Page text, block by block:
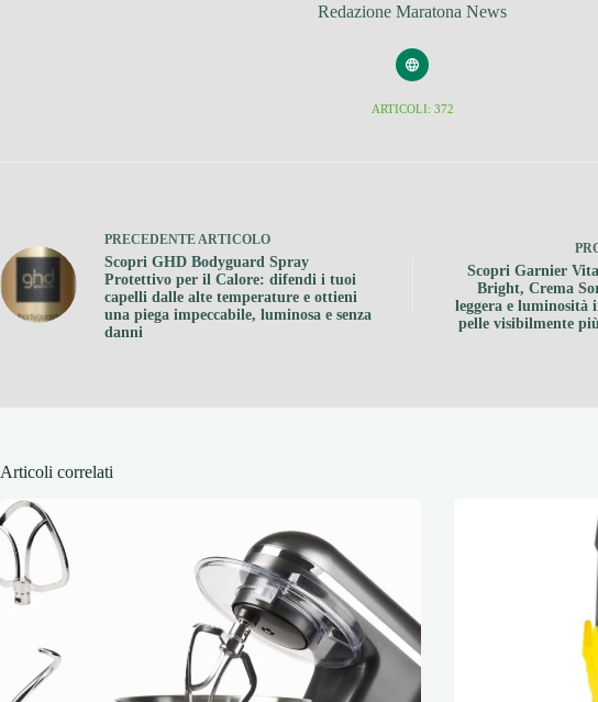
Redazione Maratona News
ARTICOLI: 372
PRECEDENTEARTICOLO
Scopri GHD Bodyguard Spray
Protettivo per il Calore: difendi i tuoi
capelli dalle alte temperature e ottieni
una piega impeccabile, luminosa e senza
danni
Scopri Garnier
Bright, Crema
leggera e luminosità
pelle visibilmente
Articoli correlati